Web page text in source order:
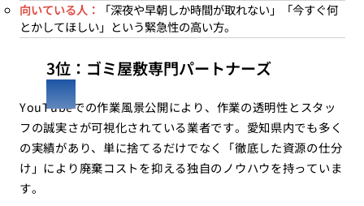
向いている人：
「深夜や早朝しか時間が取れない」「今すぐ何
とかしてほしい」という緊急性の高い方。
3位：ゴミ屋敷専門パートナーズ
YouTubeでの作業風景公開により、作業の透明性とスタッ
フの誠実さが可視化されている業者です。愛知県内でも多く
の実績があり、単に捨てるだけでなく「徹底した資源の仕分
け」により廃棄コストを抑える独自のノウハウを持っていま
す。